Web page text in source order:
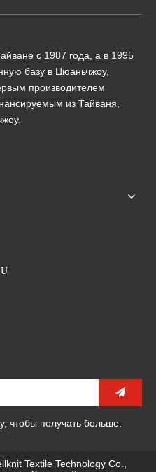
с 1987 года, а в 1995
базу в Цюаньчжоу,
производителем
из Тайваня,
чтобы получать больше.
Textile Technology Co.,